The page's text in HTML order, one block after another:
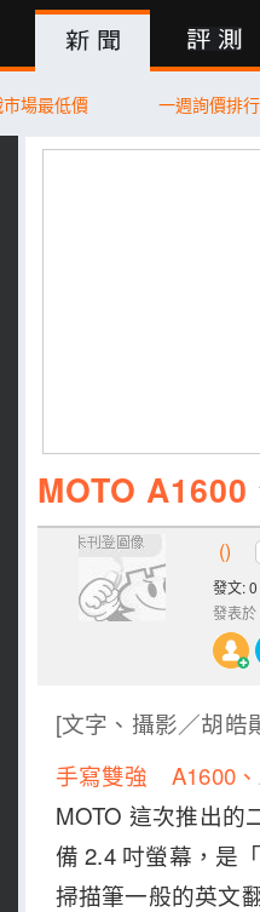
買賣 商城 登入
場最低價 一週詢價排
MOTO
()
發文: 0
發表於
[文字、攝影／胡
手寫雙強 A1600
MOTO 這次推出的
備 2.4 吋螢幕，是
掃描筆一般的英文